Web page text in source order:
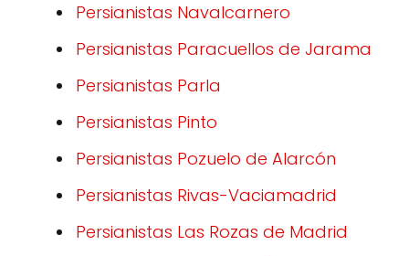
Persianistas Navalcarnero
Persianistas Paracuellos de Jarama
Persianistas Parla
Persianistas Pinto
Persianistas Pozuelo de Alarcón
Persianistas Rivas-Vaciamadrid
Persianistas Las Rozas de Madrid